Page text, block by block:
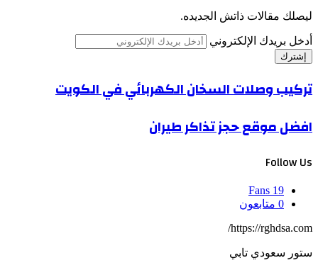
ليصلك مقالات ذاتش الجديده.
أدخل بريدك الإلكتروني
تركيب وصلات السخان الكهربائي في الكويت
افضل موقع حجز تذاكر طيران
Follow Us
19
Fans
0 متابعون
https://rghdsa.com/
ستور سعودي تابي